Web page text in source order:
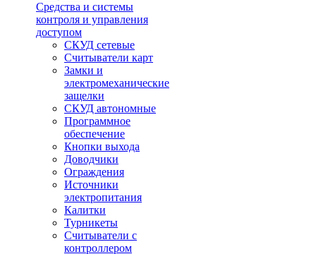
Средства и системы
контроля и управления
доступом
СКУД сетевые
Считыватели карт
Замки и
электромеханические
защелки
СКУД автономные
Программное
обеспечение
Кнопки выхода
Доводчики
Ограждения
Источники
электропитания
Калитки
Турникеты
Считыватели с
контроллером